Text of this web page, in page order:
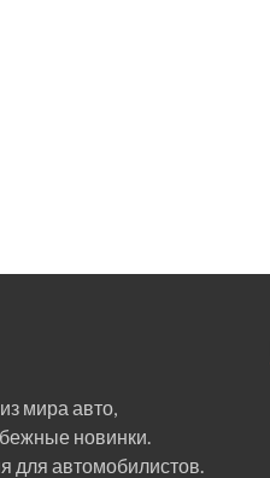
мира авто,
новинки.
для автомобилистов.